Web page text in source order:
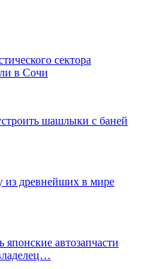
сектора
в Сочи
шашлыки с баней
древнейших в мире
японские автозапчасти